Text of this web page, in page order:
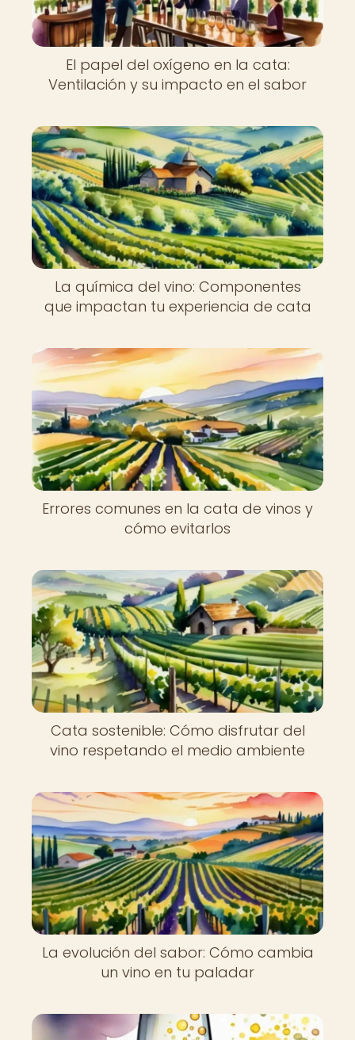
El papel del oxígeno en la cata:
Ventilación y su impacto en el sabor
La química del vino: Componentes
que impactan tu experiencia de cata
Errores comunes en la cata de vinos y
cómo evitarlos
Cata sostenible: Cómo disfrutar del
vino respetando el medio ambiente
La evolución del sabor: Cómo cambia
un vino en tu paladar